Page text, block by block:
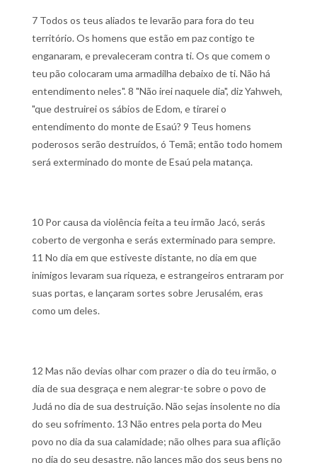
7 Todos os teus aliados te levarão para fora do teu
território. Os homens que estão em paz contigo te
enganaram, e prevaleceram contra ti. Os que comem o
teu pão colocaram uma armadilha debaixo de ti. Não há
entendimento neles".8 "Não irei naquele dia", diz Yahweh,
"que destruirei os sábios de Edom, e tirarei o
entendimento do monte de Esaú? 9 Teus homens
poderosos serão destruídos, ó Temã; então todo homem
será exterminado do monte de Esaú pela matança.
10 Por causa da violência feita a teu irmão Jacó, serás
coberto de vergonha e serás exterminado para sempre.
11 No dia em que estiveste distante, no dia em que
inimigos levaram sua riqueza, e estrangeiros entraram por
suas portas, e lançaram sortes sobre Jerusalém, eras
como um deles.
12 Mas não devias olhar com prazer o dia do teu irmão, o
dia de sua desgraça e nem alegrar-te sobre o povo de
Judá no dia de sua destruição. Não sejas insolente no dia
do seu sofrimento. 13 Não entres pela porta do Meu
povo no dia da sua calamidade; não olhes para sua aflição
no dia do seu desastre, não lances mão dos seus bens no